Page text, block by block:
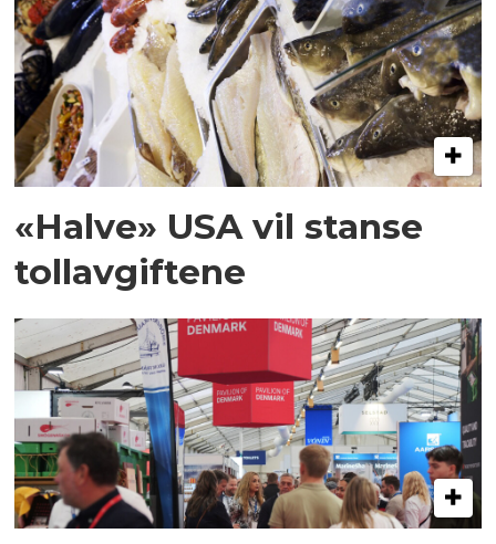
«Halve» USA vil stanse
tollavgiftene